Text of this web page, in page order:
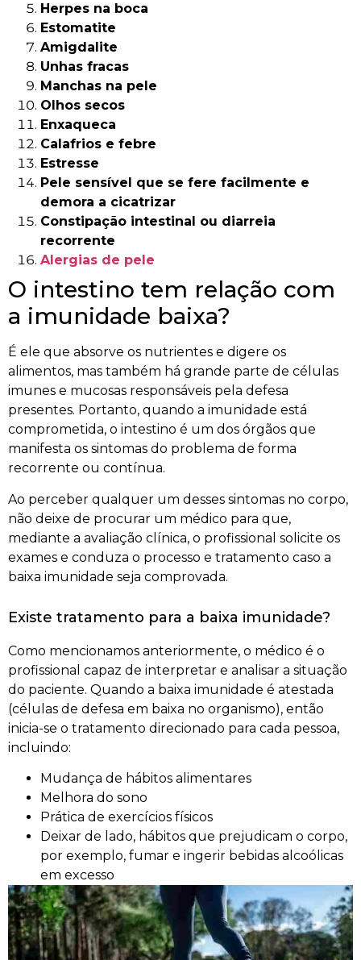
Herpes na boca
Estomatite
Amigdalite
Unhas fracas
Manchas na pele
Olhos secos
Enxaqueca
Calafrios e febre
Estresse
Pele sensível que se fere facilmente e
demora a cicatrizar
Constipação intestinal ou diarreia
recorrente
Alergias de pele
O intestino tem relação com
a imunidade baixa?
É ele que absorve os nutrientes e digere os
alimentos, mas também há grande parte de células
imunes e mucosas responsáveis pela defesa
presentes. Portanto, quando a imunidade está
comprometida, o intestino é um dos órgãos que
manifesta os sintomas do problema de forma
recorrente ou contínua.
Ao perceber qualquer um desses sintomas no corpo,
não deixe de procurar um médico para que,
mediante a avaliação clínica, o profissional solicite os
exames e conduza o processo e tratamento caso a
baixa imunidade seja comprovada.
Existe tratamento para a baixa imunidade?
Como mencionamos anteriormente, o médico é o
profissional capaz de interpretar e analisar a situação
do paciente. Quando a baixa imunidade é atestada
(células de defesa em baixa no organismo), então
inicia-se o tratamento direcionado para cada pessoa,
incluindo:
Mudança de hábitos alimentares
Melhora do sono
Prática de exercícios físicos
Deixar de lado, hábitos que prejudicam o corpo,
por exemplo, fumar e ingerir bebidas alcoólicas
em excesso